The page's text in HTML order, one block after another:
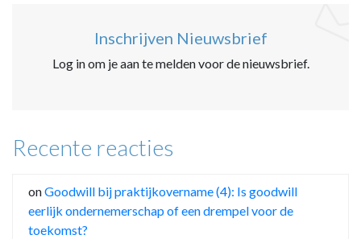
Inschrijven Nieuwsbrief
Log in om je aan te melden voor de nieuwsbrief.
Recente reacties
onGoodwill bij praktijkovername (4): Is goodwill
eerlijk ondernemerschap of een drempel voor de
toekomst?